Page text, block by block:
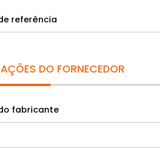
referência
DO FORNECEDOR
fabricante